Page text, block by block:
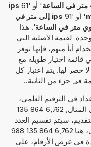
متر في الساعة' أو '61
ips
' أو '91
ips إلى متر في
متر في الساعة'. هذا
القيمة الأصلية التي
أياً منهم، فإنها توفر
اختيار طويلة مع
حصر لها. يتم اعتبار كل
في جزء من الثانية..
في الترقيم العلمي،
ستظهر الإجابة كأسية. على سبيل المثال, 6,762 864 135
سيتم تقسيم العدد
إلى أس، إليك 21, والعدد الحقيقي، هنا 6,762 864 135 988
في عرض الأرقام، على